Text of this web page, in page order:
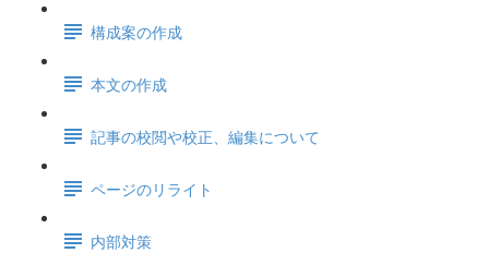
構成案の作成
本文の作成
記事の校閲や校正、編集について
ページのリライト
内部対策